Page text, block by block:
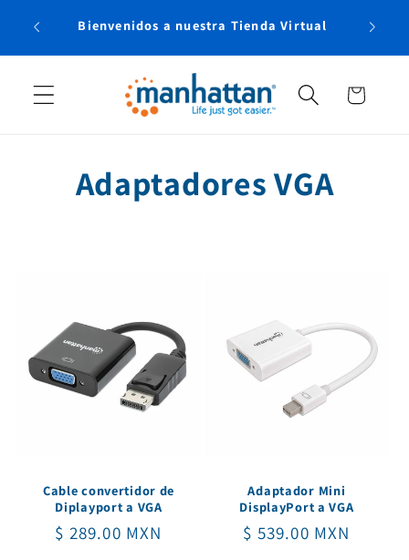
directamenteBienvenidos a nuestra Tienda Virtual
Carrito
C
c
c
n
Adaptadores VGA
Cable convertidor de
Diplayport a VGA
Precio
$ 289.00 MXN
Adaptador Mini
DisplayPort a VGA
Precio
$ 539.00 MXN